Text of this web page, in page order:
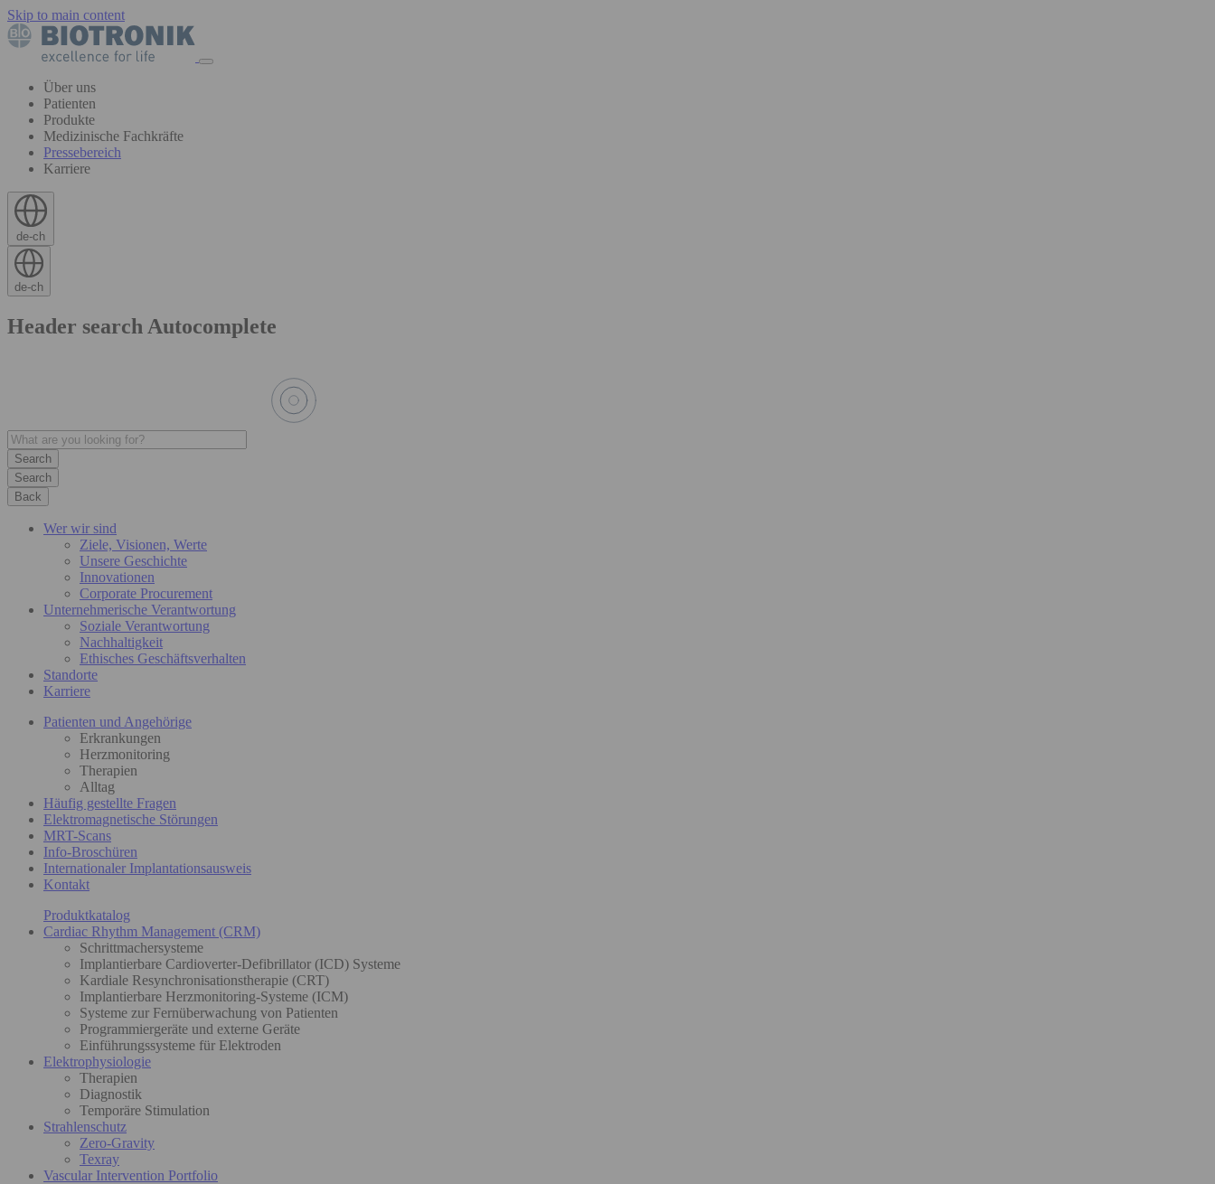
Skip to main content
Über uns
Patienten
Produkte
Medizinische Fachkräfte
Pressebereich
Karriere
de-ch
de-ch
Header search Autocomplete
Search
Back
Wer wir sind
Ziele, Visionen, Werte
Unsere Geschichte
Innovationen
Corporate Procurement
Unternehmerische Verantwortung
Soziale Verantwortung
Nachhaltigkeit
Ethisches Geschäftsverhalten
Standorte
Karriere
Patienten und Angehörige
Erkrankungen
Herzmonitoring
Therapien
Alltag
Häufig gestellte Fragen
Elektromagnetische Störungen
MRT-Scans
Info-Broschüren
Internationaler Implantationsausweis
Kontakt
Produktkatalog
Cardiac Rhythm Management (CRM)
Schrittmachersysteme
Implantierbare Cardioverter-Defibrillator (ICD) Systeme
Kardiale Resynchronisationstherapie (CRT)
Implantierbare Herzmonitoring-Systeme (ICM)
Systeme zur Fernüberwachung von Patienten
Programmiergeräte und externe Geräte
Einführungssysteme für Elektroden
Elektrophysiologie
Therapien
Diagnostik
Temporäre Stimulation
Strahlenschutz
Zero-Gravity
Texray
Vascular Intervention Portfolio